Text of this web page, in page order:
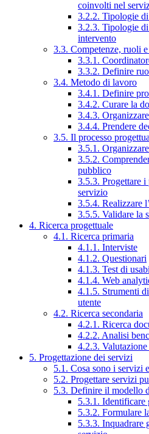
coinvolti nel
3.2.2. Tipologie
3.2.3. Tipologie
intervento
3.3. Competenze, ruoli
3.3.1.
3.3.2. Definire
3.4. Metodo di lavoro
3.4.1. Definire
3.4.2. Curare la
3.4.3.
3.4.4. Prendere
3.5. Il processo
3.5.1.
3.5.2.
pubblico
3.5.3. Progettare i
servizio
3.5.4. Realizzare
3.5.5. Validare la
4. Ricerca progettuale
4.1. Ricerca primaria
4.1.1. Interviste
4.1.2. Questionari
4.1.3. Test di
4.1.4. Web
4.1.5. Strumenti
utente
4.2. Ricerca secondaria
4.2.1. Ricerca
4.2.2. Analisi
4.2.3. Valutazione
5. Progettazione dei servizi
5.1. Cosa sono i servizi
5.2. Progettare servizi
5.3. Definire il modello
5.3.1.
5.3.2. Formulare
5.3.3. Inquadrare